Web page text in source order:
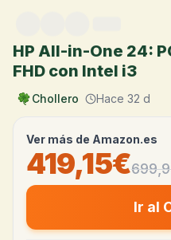
HP All-in-One 24:
FHD con Intel i3
Chollero Hace 32 d
Ver más de Amazon.es
419,15€
Ir al